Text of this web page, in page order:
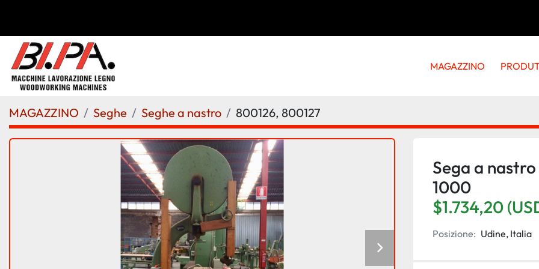
MAGAZZINO
MAGAZZINO Seghe Seghe a nastro 800126, 800127
Sega a
1000
$1.734,20
Posizione: Udine, Italia